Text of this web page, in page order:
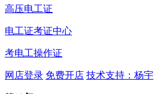
高压电工证
电工证考证中心
考电工操作证
网店登录 免费开店 技术支持：杨宇